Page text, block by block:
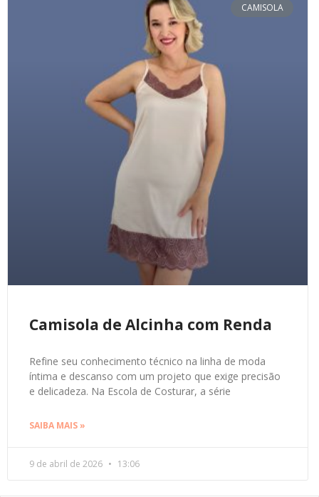
CAMISOLA
Camisola de Alcinha com Renda
Refine seu conhecimento técnico na linha de moda
íntima e descanso com um projeto que exige precisão
e delicadeza. Na Escola de Costurar, a série
SAIBA MAIS »
9 de abril de 2026 13:06